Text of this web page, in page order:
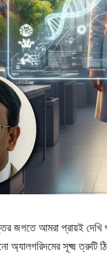
জগতে আমরা প্রায়ই
অ্যালগরিদমের সূক্ষ্ম ত্রুটি